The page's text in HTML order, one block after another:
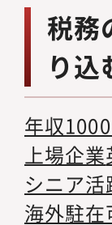
税務
り込
年収
上場企業
シニア活
海外駐